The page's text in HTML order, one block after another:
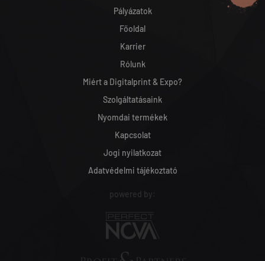
Pályázatok
Főoldal
Karrier
Rólunk
Miért a Digitalprint & Expo?
Szolgáltatásaink
Nyomdai termékek
Kapcsolat
Jogi nyilatkozat
Adatvédelmi tájékoztató
powered by: